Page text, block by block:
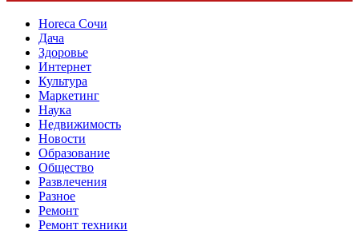
Horeca Сочи
Дача
Здоровье
Интернет
Культура
Маркетинг
Наука
Недвижимость
Новости
Образование
Общество
Развлечения
Разное
Ремонт
Ремонт техники